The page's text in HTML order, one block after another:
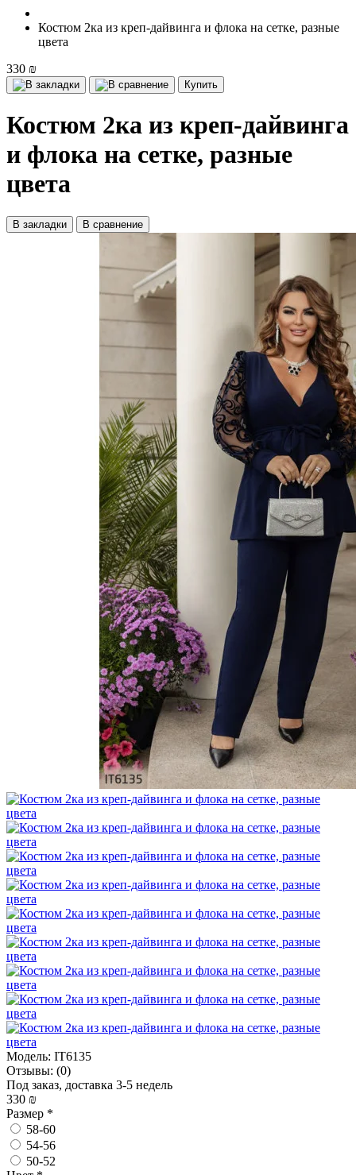
Костюм 2ка из креп-дайвинга и флока на сетке, разные
цвета
330 ₪
Купить
Костюм 2ка из креп-дайвинга
и флока на сетке, разные
цвета
В закладки В сравнение
Модель: IT6135
Отзывы: (0)
Под заказ, доставка 3-5 недель
330 ₪
Размер *
58-60
54-56
50-52